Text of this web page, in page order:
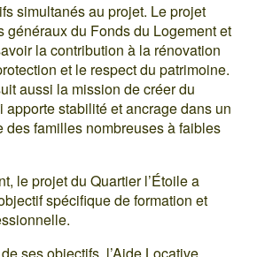
simultanés au projet. Le projet
généraux du Fonds du Logement et
la contribution à la rénovation
et le respect du patrimoine.
aussi la mission de créer du
apporte stabilité et ancrage dans un
des familles nombreuses à faibles
le projet du Quartier l’Étoile a
spécifique de formation et